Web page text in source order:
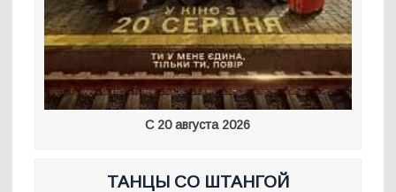
С 20 августа 2026
ТАНЦЫ СО ШТАНГОЙ